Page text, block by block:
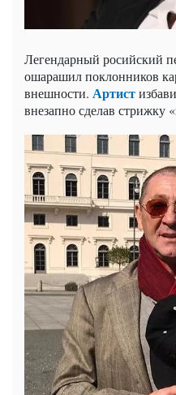
Легендарный росийский
ошарашил поклонников
внешности. Артист
внезапно сделав стрижку